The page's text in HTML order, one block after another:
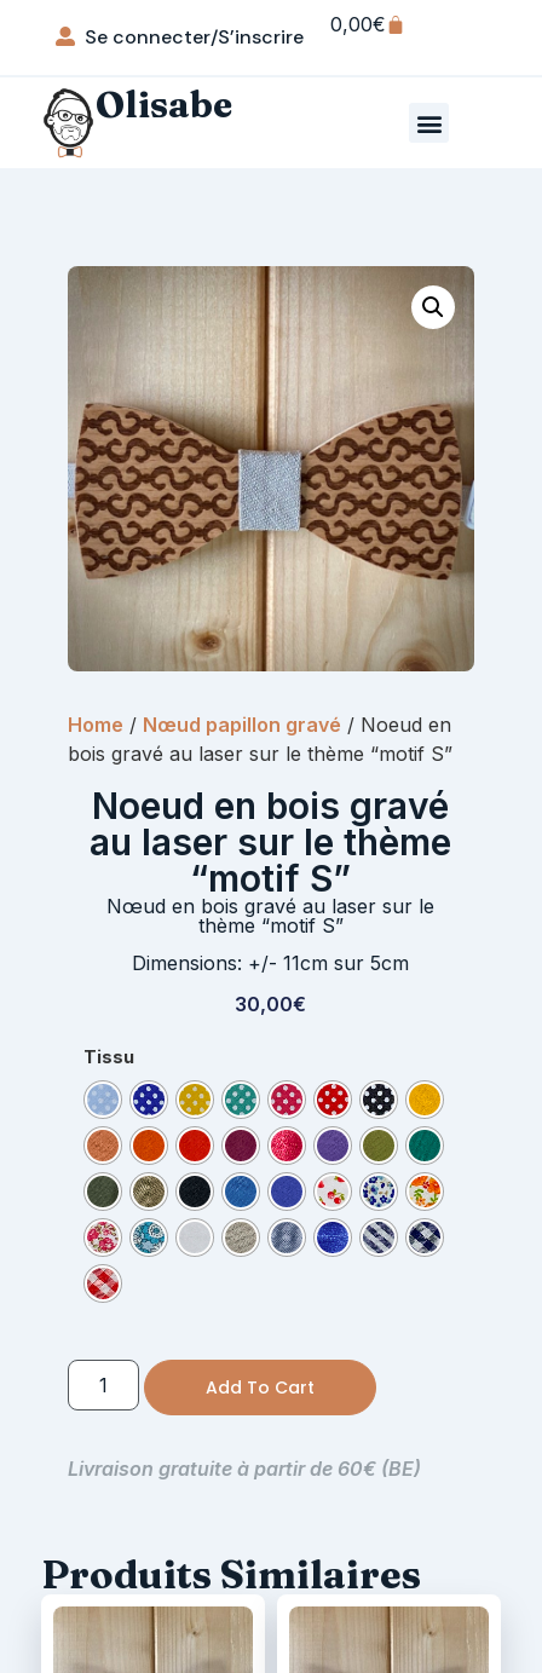
Se connecter/S’inscrire 0,00€
Olisabe
Home / Nœud papillon gravé / Noeud en
bois gravé au laser sur le thème “motif S”
Noeud en bois gravé
au laser sur le thème
“motif S”
Nœud en bois gravé au laser sur le
thème “motif S”
Dimensions: +/- 11cm sur 5cm
30,00€
Tissu
Add To Cart
Livraison gratuite à partir de 60€ (BE)
Produits Similaires